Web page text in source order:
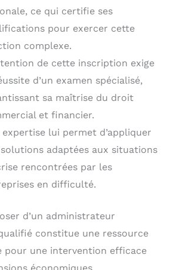
ce qui certifie ses
pour exercer cette
complexe.
de cette inscription exige
d’un examen spécialisé,
sa maîtrise du droit
et financier.
expertise lui permet d’appliquer
adaptées aux situations
rencontrées par les
en difficulté.
d’un administrateur
constitue une ressource
pour une intervention efficace
économiques.